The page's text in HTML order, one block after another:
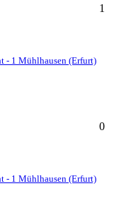
- 1 Mühlhausen (Erfurt)
1
- 1 Mühlhausen (Erfurt)
0